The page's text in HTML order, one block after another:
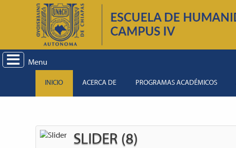
Menu
INICIO ACERCA DE PROGRAMAS ACADÉMICOS
SLIDER (8)